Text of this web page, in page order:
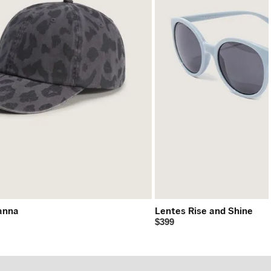
Lentes Rise and Shine
$399